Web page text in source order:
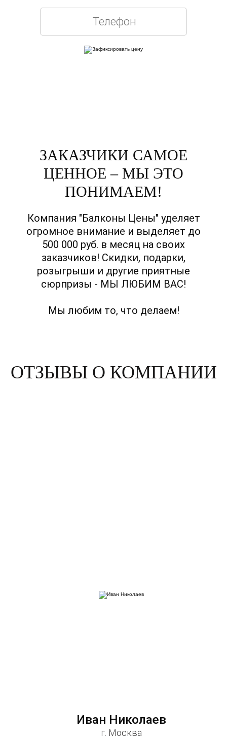
ЗАКАЗЧИКИ САМОЕ
ЦЕННОЕ – МЫ ЭТО
ПОНИМАЕМ!
Компания "Балконы Цены" уделяет
огромное внимание и выделяет до
500 000 руб. в месяц на своих
заказчиков! Скидки, подарки,
розыгрыши и другие приятные
сюрпризы - МЫ ЛЮБИМ ВАС!
Мы любим то, что делаем!
ОТЗЫВЫ О КОМПАНИИ
Иван Николаев
г. Москва